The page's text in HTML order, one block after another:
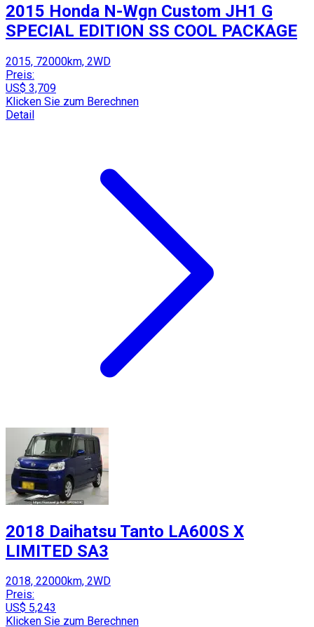
2015 Honda N-Wgn Custom JH1 G
SPECIAL EDITION SS COOL PACKAGE
2015, 72000km, 2WD
Preis:
US$ 3,709
Klicken Sie zum Berechnen
Detail
2018 Daihatsu Tanto LA600S X
LIMITED SA3
2018, 22000km, 2WD
Preis:
US$ 5,243
Klicken Sie zum Berechnen